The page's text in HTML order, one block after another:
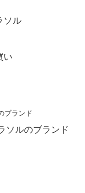
ソル
い
ソルのブランド